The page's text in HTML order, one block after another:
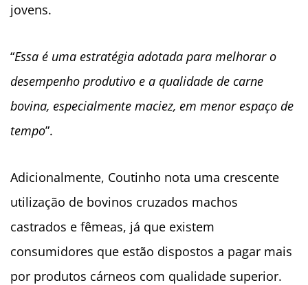
jovens.
“Essa é uma estratégia adotada para melhorar o
desempenho produtivo e a qualidade de carne
bovina, especialmente maciez, em menor espaço de
tempo”.
Adicionalmente, Coutinho nota uma crescente
utilização de bovinos cruzados machos
castrados e fêmeas, já que existem
consumidores que estão dispostos a pagar mais
por produtos cárneos com qualidade superior.